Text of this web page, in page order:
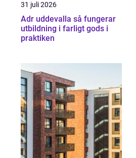
31 juli 2026
Adr uddevalla så fungerar
utbildning i farligt gods i
praktiken